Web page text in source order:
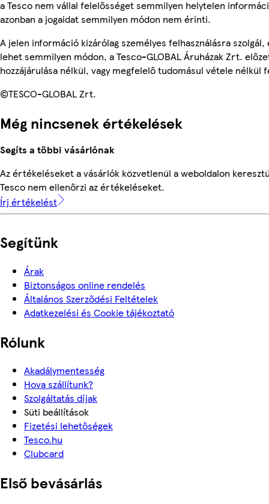
a Tesco nem vállal felelősséget semmilyen helytelen
azonban a jogaidat semmilyen módon nem érinti.
A jelen információ kizárólag személyes felhasználásra szolgál,
lehet semmilyen módon, a Tesco-GLOBAL Áruházak Zrt.
hozzájárulása nélkül, vagy megfelelő tudomásul vétele nélkül
©TESCO-GLOBAL Zrt.
Még nincsenek értékelések
Segíts a többi vásárlónak
Az értékeléseket a vásárlók közvetlenül a weboldalon
Tesco nem ellenőrzi az értékeléseket.
Írj értékelést
Segítünk
Árak
Biztonságos online rendelés
Általános Szerződési Feltételek
Adatkezelési és Cookie tájékoztató
Rólunk
Akadálymentesség
Hova szállítunk?
Szolgáltatás díjak
Süti beállítások
Fizetési lehetőségek
Tesco.hu
Clubcard
Első bevásárlás